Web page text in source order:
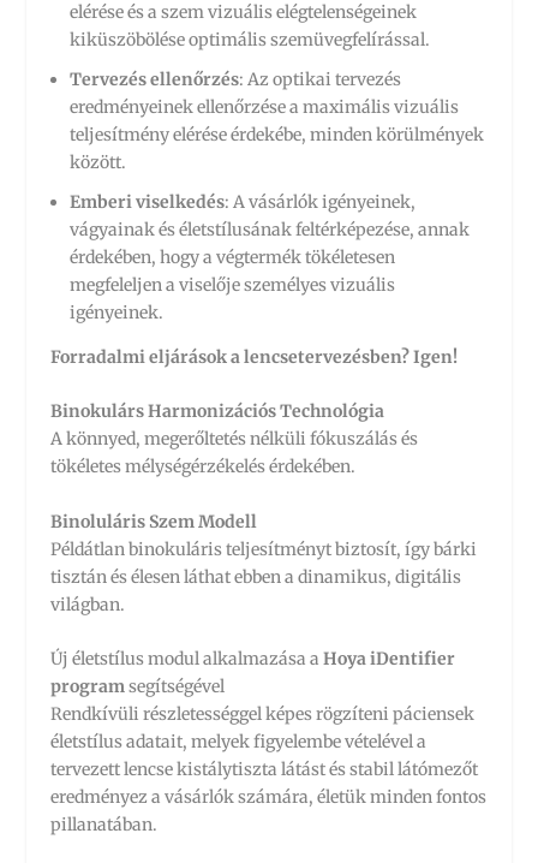
elérése és a szem vizuális elégtelenségeinek
kiküszöbölése optimális szemüvegfelírással.
Tervezés ellenőrzés: Az optikai tervezés
eredményeinek ellenőrzése a maximális vizuális
teljesítmény elérése érdekébe, minden körülmények
között.
Emberi viselkedés: A vásárlók igényeinek,
vágyainak és életstílusának feltérképezése, annak
érdekében, hogy a végtermék tökéletesen
megfeleljen a viselője személyes vizuális
igényeinek.
Forradalmi eljárások a lencsetervezésben? Igen!
Binokulárs Harmonizációs Technológia
A könnyed, megerőltetés nélküli fókuszálás és
tökéletes mélységérzékelés érdekében.
Binoluláris Szem Modell
Példátlan binokuláris teljesítményt biztosít, így bárki
tisztán és élesen láthat ebben a dinamikus, digitális
világban.
Új életstílus modul alkalmazása aHoya iDentifier
programsegítségével
Rendkívüli részletességgel képes rögzíteni páciensek
életstílus adatait, melyek figyelembe vételével a
tervezett lencse kistálytiszta látást és stabil látómezőt
eredményez a vásárlók számára, életük minden fontos
pillanatában.